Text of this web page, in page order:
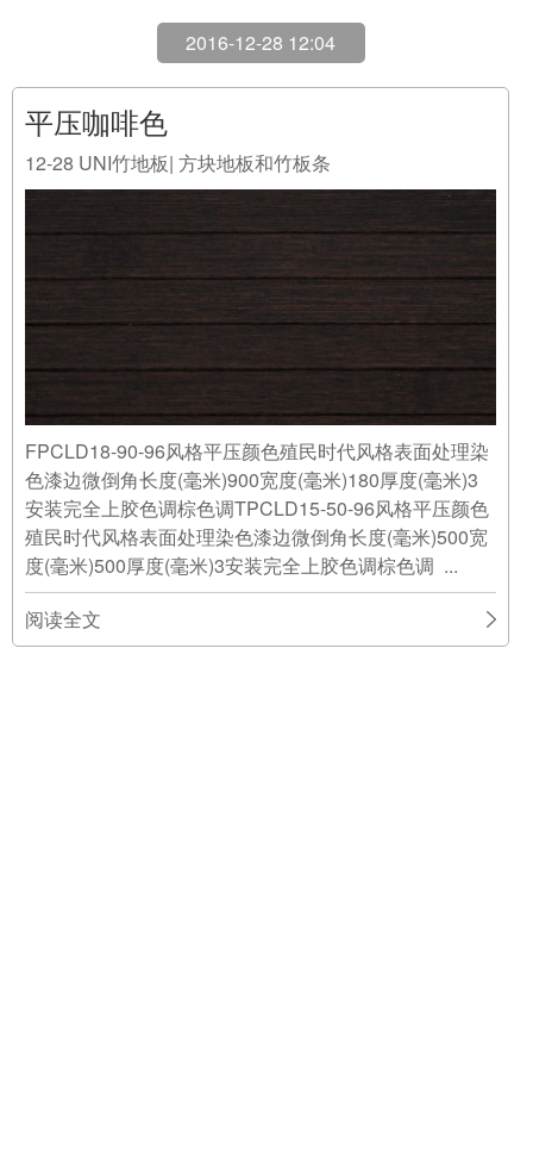
FPCLD18-90-96风格平压颜色殖民时代风格表面处理染
色漆边微倒角长度(毫米)900宽度(毫米)180厚度(毫米)3
安装完全上胶色调棕色调TPCLD15-50-96风格平压颜色
度(毫米)500厚度(毫米)3安装完全上胶色调棕色调 ...
阅读全文
Copyright © 2019MOSO摩索（中国）竹材版权所有
备案号：沪ICP备16050215号-1
技术支持：万美云计算